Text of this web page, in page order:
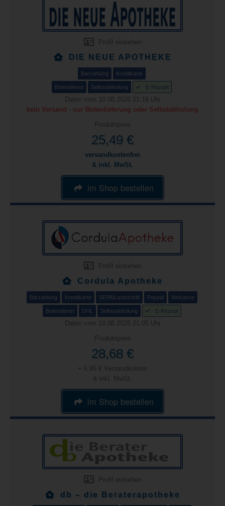
Profil einsehen
DIE NEUE APOTHEKE
Barzahlung Kreditkarte
Botendienst Selbstabholung E-Rezept
Daten vom 10.08.2026 21:16 Uhr
kein Versand - nur Botenlieferung oder Selbstabholung
Produktpreis
25,49 €
versandkostenfrei
& inkl. MwSt.
im Shop bestellen
Profil einsehen
Cordula Apotheke
Barzahlung Kreditkarte SEPA/Lastschrift Paypal Vorkasse
Botendienst DHL Selbstabholung E-Rezept
Daten vom 10.08.2026 21:05 Uhr
Produktpreis
28,68 €
+ 6,95 € Versandkosten
& inkl. MwSt.
im Shop bestellen
Profil einsehen
db – die Beraterapotheke